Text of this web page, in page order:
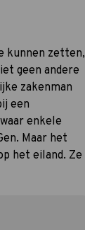
kunnen zetten,
geen andere
zakenman
een
enkele
Maar het
het eiland. Ze